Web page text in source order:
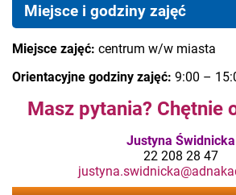
Miejsce i godziny zajęć
Miejsce zajęć: centrum w/w miasta
Orientacyjne godziny zajęć: 9:00 –
Masz pytania? Chętnie
Justyna Świdnicka
22 208 28 47